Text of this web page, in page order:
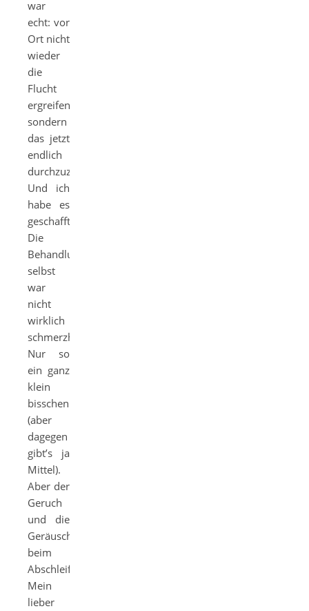
war
echt: vor
Ort nicht
wieder
die
Flucht
ergreifen,
sondern
das jetzt
endlich
durchzuziehen.
Und ich
habe es
geschafft!
Die
Behandlung
selbst
war
nicht
wirklich
schmerzhaft.
Nur so
ein ganz
klein
bisschen
(aber
dagegen
gibt’s ja
Mittel).
Aber der
Geruch
und die
Geräusche
beim
Abschleifen.
Mein
lieber